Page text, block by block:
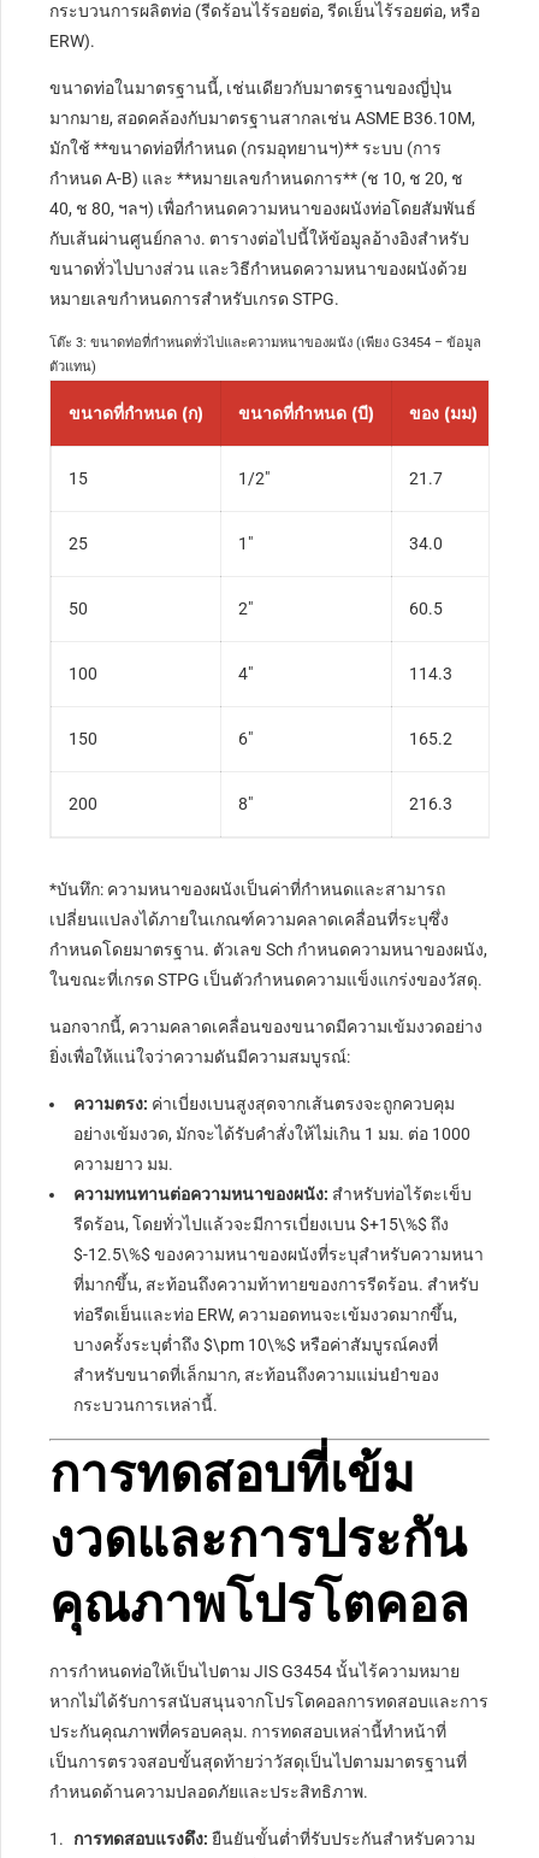
กระบวนการผลิตท่อ (รีดร้อนไร้รอยต่อ, รีดเย็นไร้รอยต่อ, หรือ
ERW).
ขนาดท่อในมาตรฐานนี้, เช่นเดียวกับมาตรฐานของญี่ปุ่น
มากมาย, สอดคล้องกับมาตรฐานสากลเช่น ASME B36.10M,
มักใช้ **ขนาดท่อที่กำหนด (กรมอุทยานฯ)** ระบบ (การ
กำหนด A-B) และ **หมายเลขกำหนดการ** (ช 10, ช 20, ช
40, ช 80, ฯลฯ) เพื่อกำหนดความหนาของผนังท่อโดยสัมพันธ์
กับเส้นผ่านศูนย์กลาง. ตารางต่อไปนี้ให้ข้อมูลอ้างอิงสำหรับ
ขนาดทั่วไปบางส่วน และวิธีกำหนดความหนาของผนังด้วย
หมายเลขกำหนดการสำหรับเกรด STPG.
โต๊ะ 3: ขนาดท่อที่กำหนดทั่วไปและความหนาของผนัง (เพียง G3454 – ข้อมูล
ตัวแทน)
ขนาดที่กำหนด (ก) ขนาดที่กำหนด (บี) ของ (มม)
15 1/2″ 21.7
25 1″ 34.0
50 2″ 60.5
100 4″ 114.3
150 6″ 165.2
200 8″ 216.3
*บันทึก: ความหนาของผนังเป็นค่าที่กำหนดและสามารถ
เปลี่ยนแปลงได้ภายในเกณฑ์ความคลาดเคลื่อนที่ระบุซึ่ง
กำหนดโดยมาตรฐาน. ตัวเลข Sch กำหนดความหนาของผนัง,
ในขณะที่เกรด STPG เป็นตัวกำหนดความแข็งแกร่งของวัสดุ.
นอกจากนี้, ความคลาดเคลื่อนของขนาดมีความเข้มงวดอย่าง
ยิ่งเพื่อให้แน่ใจว่าความดันมีความสมบูรณ์:
ความตรง: ค่าเบี่ยงเบนสูงสุดจากเส้นตรงจะถูกควบคุม
อย่างเข้มงวด, มักจะได้รับคำสั่งให้ไม่เกิน 1 มม. ต่อ 1000
ความยาว มม.
ความทนทานต่อความหนาของผนัง: สำหรับท่อไร้ตะเข็บ
รีดร้อน, โดยทั่วไปแล้วจะมีการเบี่ยงเบน$+15\%$ ถึง
$-12.5\%$ ของความหนาของผนังที่ระบุสำหรับความหนา
ที่มากขึ้น, สะท้อนถึงความท้าทายของการรีดร้อน. สำหรับ
ท่อรีดเย็นและท่อ ERW, ความอดทนจะเข้มงวดมากขึ้น,
บางครั้งระบุต่ำถึง$\pm 10\%$ หรือค่าสัมบูรณ์คงที่
สำหรับขนาดที่เล็กมาก, สะท้อนถึงความแม่นยำของ
กระบวนการเหล่านี้.
การทดสอบที่เข้ม
งวดและการประกัน
คุณภาพโปรโตคอล
การกำหนดท่อให้เป็นไปตาม JIS G3454 นั้นไร้ความหมาย
หากไม่ได้รับการสนับสนุนจากโปรโตคอลการทดสอบและการ
ประกันคุณภาพที่ครอบคลุม. การทดสอบเหล่านี้ทำหน้าที่
เป็นการตรวจสอบขั้นสุดท้ายว่าวัสดุเป็นไปตามมาตรฐานที่
กำหนดด้านความปลอดภัยและประสิทธิภาพ.
การทดสอบแรงดึง: ยืนยันขั้นต่ำที่รับประกันสำหรับความ